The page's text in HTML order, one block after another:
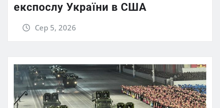
експослу України в США
Сер 5, 2026